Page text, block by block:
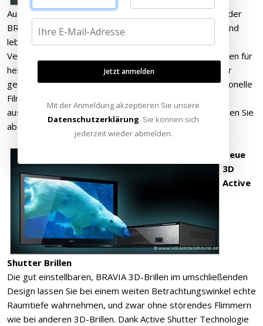
Ausgestattet mit modernster Bildtechnologie liefert jeder
BRAVIA 3D-Fernseher ein klares, gestochen scharfes und
lebendiges 3D-Bild in High Definition-Qualität. Ein LED-
Verstärker sorgt selbst in schwach beleuchteten Räumen für
helle, kontrastreiche 3D-Bilder, und der 3D Sync Sender
gewährleistet ein stabiles 3D-Signal. Auch das konventionelle
Film- und Fernsehprogramm genießen Sie damit in
ausgezeichneter Qualität. Dank 3D-Konvertierung können Sie
aber auch ganz einfach von 2D auf 3D umschalten.
Neue
3D
Active
Shutter Brillen
Die gut einstellbaren, BRAVIA 3D-Brillen im umschließenden
Design lassen Sie bei einem weiten Betrachtungswinkel echte
Raumtiefe wahrnehmen, und zwar ohne störendes Flimmern
wie bei anderen 3D-Brillen. Dank Active Shutter Technologie
Jetzt anmelden
Mit der Anmeldung akzeptieren Sie unsere
Datenschutzerklärung. Sie können sich
jederzeit wieder abmelden.